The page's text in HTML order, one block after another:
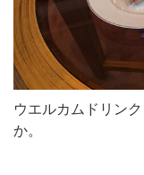
ウエルカムドリン
か。